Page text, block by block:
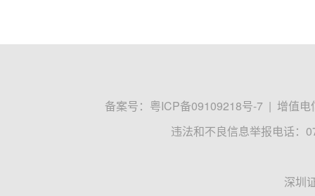
备案号： 粤ICP备09109218号-7 | 增值电
违法和不良信息举报电话：
深圳